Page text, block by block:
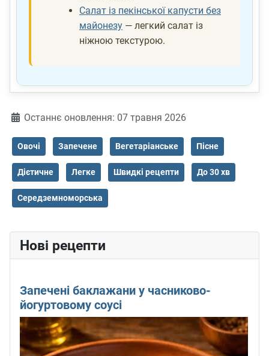
Салат із пекінської капусти без
майонезу — легкий салат із
ніжною текстурою.
ДеталіОстаннє оновлення: 07 травня 2026
Овочі Запечене Вегетаріанське Пісне
Дієтичне Легке Швидкі рецепти До 30 хв
Середземноморська
Нові рецепти
Запечені баклажани у часниково-
йогуртовому соусі